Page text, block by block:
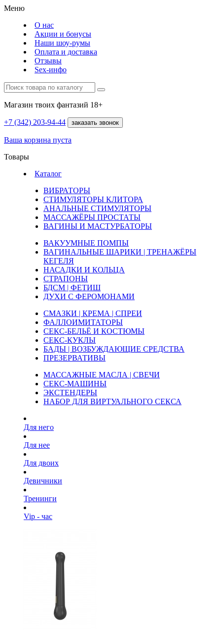
Меню
О нас
Акции и бонусы
Наши шоу-румы
Оплата и доставка
Отзывы
Sex-инфо
Магазин твоих фантазий 18+
+7 (342) 203-94-44 заказать звонок
Ваша корзина пуста
Товары
Каталог
ВИБРАТОРЫ
СТИМУЛЯТОРЫ КЛИТОРА
АНАЛЬНЫЕ СТИМУЛЯТОРЫ
МАССАЖЁРЫ ПРОСТАТЫ
ВАГИНЫ И МАСТУРБАТОРЫ
ВАКУУМНЫЕ ПОМПЫ
ВАГИНАЛЬНЫЕ ШАРИКИ | ТРЕНАЖЁРЫ
КЕГЕЛЯ
НАСАДКИ И КОЛЬЦА
СТРАПОНЫ
БДСМ | ФЕТИШ
ДУХИ С ФЕРОМОНАМИ
СМАЗКИ | КРЕМА | СПРЕИ
ФАЛЛОИМИТАТОРЫ
СЕКС-БЕЛЬЁ И КОСТЮМЫ
СЕКС-КУКЛЫ
БАДЫ | ВОЗБУЖДАЮЩИЕ СРЕДСТВА
ПРЕЗЕРВАТИВЫ
МАССАЖНЫЕ МАСЛА | СВЕЧИ
СЕКС-МАШИНЫ
ЭКСТЕНДЕРЫ
НАБОР ДЛЯ ВИРТУАЛЬНОГО СЕКСА
Для него
Для нее
Для двоих
Девичники
Тренинги
Vip - час